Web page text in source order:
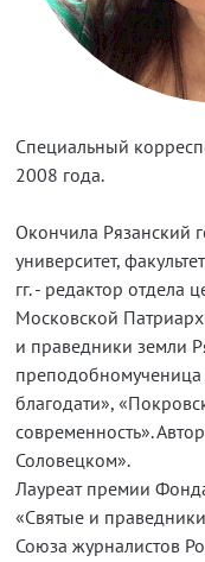
Специальный
2008 года.
Окончила Рязанский
университет,
гг. - редактор
Московской
и праведники земли
преподобномученица
благодати»,
современность».
Соловецком».
Лауреат премии
«Святые и
Союза журналистов